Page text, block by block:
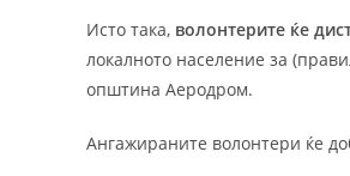
Исто така, волонтерите ќе
локалното население за
општина Аеродром.
Ангажираните волонтери ќе